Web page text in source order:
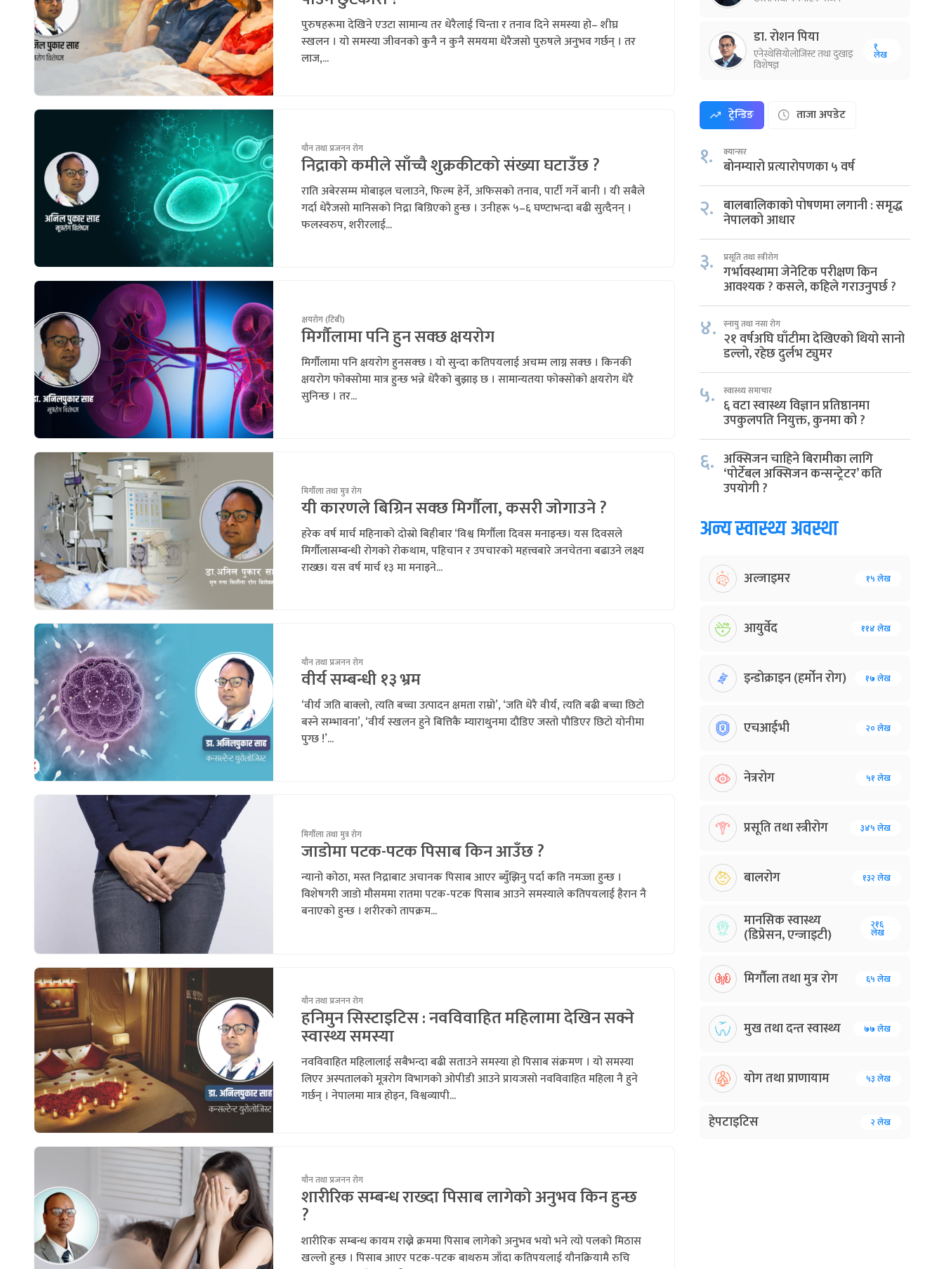
पुरुषहरूमा देखिने एउटा सामान्य तर धेरैलाई चिन्ता र तनाव दिने समस्या हो– शीघ्र
स्खलन । यो समस्या जीवनको कुनै न कुनै समयमा धेरैजसो पुरुषले अनुभव गर्छन् । तर
लाज,...
यौन तथा प्रजनन रोग
निद्राको कमीले साँच्चै शुक्रकीटको संख्या घटाउँछ ?
राति अबेरसम्म मोबाइल चलाउने, फिल्म हेर्ने, अफिसको तनाव, पार्टी गर्ने बानी । यी सबैले
गर्दा धेरैजसो मानिसको निद्रा बिग्रिएको हुन्छ । उनीहरू ५–६ घण्टाभन्दा बढी सुत्दैनन् ।
फलस्वरुप, शरीरलाई...
क्षयरोग (टिबी)
मिर्गौलामा पनि हुन सक्छ क्षयरोग
मिर्गौलामा पनि क्षयरोग हुनसक्छ । यो सुन्दा कतिपयलाई अचम्म लाग्न सक्छ । किनकी
क्षयरोग फोक्सोमा मात्र हुन्छ भन्ने धेरैको बुझाइ छ । सामान्यतया फोक्सोको क्षयरोग धेरै
सुनिन्छ । तर...
मिर्गौला तथा मुत्र रोग
यी कारणले बिग्रिन सक्छ मिर्गौला, कसरी जोगाउने ?
हरेक वर्ष मार्च महिनाको दोस्रो बिहीबार ‘विश्व मिर्गौला दिवस मनाइन्छ। यस दिवसले
मिर्गौलासम्बन्धी रोगको रोकथाम, पहिचान र उपचारको महत्त्वबारे जनचेतना बढाउने लक्ष्य
राख्छ। यस वर्ष मार्च १३ मा मनाइने...
यौन तथा प्रजनन रोग
वीर्य सम्बन्धी १३ भ्रम
‘वीर्य जति बाक्लो, त्यति बच्चा उत्पादन क्षमता राम्रो’, ‘जति धेरै वीर्य, त्यति बढी बच्चा छिटो
बस्ने सम्भावना’, ‘वीर्य स्खलन हुने बित्तिकै म्याराथुनमा दौडिए जस्तो पौडिएर छिटो योनीमा
पुग्छ !’...
मिर्गौला तथा मुत्र रोग
जाडोमा पटक-पटक पिसाब किन आउँछ ?
न्यानो कोठा, मस्त निद्राबाट अचानक पिसाब आएर ब्युँझिनु पर्दा कति नमज्जा हुन्छ ।
विशेषगरी जाडो मौसममा रातमा पटक-पटक पिसाब आउने समस्याले कतिपयलाई हैरान नै
बनाएको हुन्छ । शरीरको तापक्रम...
यौन तथा प्रजनन रोग
हनिमुन सिस्टाइटिस : नवविवाहित महिलामा देखिन सक्ने
स्वास्थ्य समस्या
नवविवाहित महिलालाई सबैभन्दा बढी सताउने समस्या हो पिसाब संक्रमण । यो समस्या
लिएर अस्पतालको मूत्ररोग विभागको ओपीडी आउने प्रायजसो नवविवाहित महिला नै हुने
गर्छन् । नेपालमा मात्र होइन, विश्वव्यापी...
यौन तथा प्रजनन रोग
शारीरिक सम्बन्ध राख्दा पिसाब लागेको अनुभव किन हुन्छ
?
शारीरिक सम्बन्ध कायम राख्ने क्रममा पिसाब लागेको अनुभव भयो भने त्यो पलको मिठास
खल्लो हुन्छ । पिसाब आएर पटक-पटक बाथरुम जाँदा कतिपयलाई यौनक्रियामै रुचि
डा. रोशन पिया
एनेस्थेसियोलोजिस्ट तथा दुखाइ
विशेषज्ञ
१
लेख
ट्रेन्डिङ ताजा अपडेट
१. क्यान्सर
बोनम्यारो प्रत्यारोपणका ५ वर्ष
२. बालबालिकाको पोषणमा लगानी : समृद्ध
नेपालको आधार
३. प्रसूति तथा स्त्रीरोग
गर्भावस्थामा जेनेटिक परीक्षण किन
आवश्यक ? कसले, कहिले गराउनुपर्छ ?
४. स्नायु तथा नसा रोग
२१ वर्षअघि घाँटीमा देखिएको थियो सानो
डल्लो, रहेछ दुर्लभ ट्युमर
५. स्वास्थ्य समाचार
६ वटा स्वास्थ्य विज्ञान प्रतिष्ठानमा
उपकुलपति नियुक्त, कुनमा को ?
६. अक्सिजन चाहिने बिरामीका लागि
‘पोर्टेबल अक्सिजन कन्सन्ट्रेटर’ कति
उपयोगी ?
अन्य स्वास्थ्य अवस्था
अल्जाइमर १५ लेख
आयुर्वेद ११४ लेख
इन्डोक्राइन (हर्मोन रोग) १७ लेख
एचआईभी २० लेख
नेत्ररोग ५१ लेख
प्रसूति तथा स्त्रीरोग ३४५ लेख
बालरोग १३२ लेख
मानसिक स्वास्थ्य
(डिप्रेसन, एन्जाइटी)
२१६
लेख
मिर्गौला तथा मुत्र रोग ६५ लेख
मुख तथा दन्त स्वास्थ्य ७७ लेख
योग तथा प्राणायाम ५३ लेख
हेपटाइटिस २ लेख